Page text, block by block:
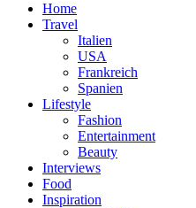
Home
Travel
Italien
USA
Frankreich
Spanien
Lifestyle
Fashion
Entertainment
Beauty
Interviews
Food
Inspiration